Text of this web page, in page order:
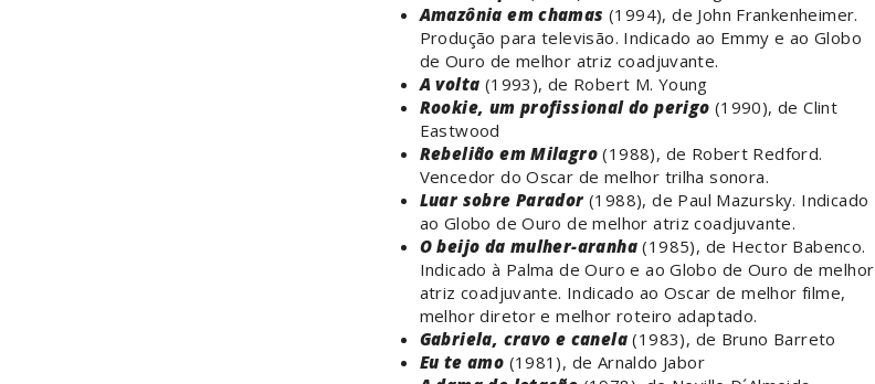
Amazônia em chamas (1994), de John Frankenheimer.
Produção para televisão. Indicado ao Emmy e ao Globo
de Ouro de melhor atriz coadjuvante.
A volta (1993), de Robert M. Young
Rookie, um profissional do perigo (1990), de Clint
Eastwood
Rebelião em Milagro (1988), de Robert Redford.
Vencedor do Oscar de melhor trilha sonora.
Luar sobre Parador (1988), de Paul Mazursky. Indicado
ao Globo de Ouro de melhor atriz coadjuvante.
O beijo da mulher-aranha (1985), de Hector Babenco.
Indicado à Palma de Ouro e ao Globo de Ouro de melhor
atriz coadjuvante. Indicado ao Oscar de melhor filme,
melhor diretor e melhor roteiro adaptado.
Gabriela, cravo e canela (1983), de Bruno Barreto
Eu te amo (1981), de Arnaldo Jabor